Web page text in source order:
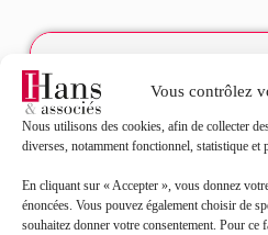
Vous contrôlez
Nous utilisons des cookies, afin de collecter
diverses, notamment fonctionnel, statistique et
En cliquant sur « Accepter », vous donnez
énoncées. Vous pouvez également choisir de
souhaitez donner votre consentement. Pour
Prénom*